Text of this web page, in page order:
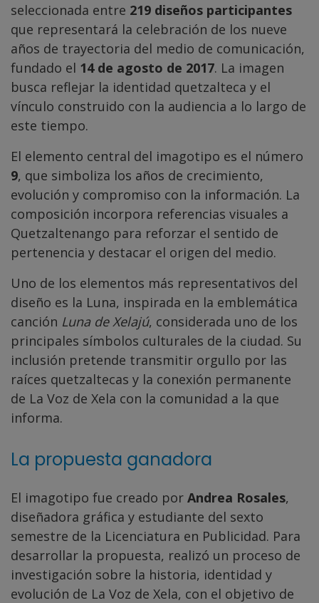
seleccionada entre 219 diseños participantes
que representará la celebración de los nueve
años de trayectoria del medio de comunicación,
fundado el 14 de agosto de 2017. La imagen
busca reflejar la identidad quetzalteca y el
vínculo construido con la audiencia a lo largo de
este tiempo.
El elemento central del imagotipo es el número
9, que simboliza los años de crecimiento,
evolución y compromiso con la información. La
composición incorpora referencias visuales a
Quetzaltenango para reforzar el sentido de
pertenencia y destacar el origen del medio.
Uno de los elementos más representativos del
diseño es la Luna, inspirada en la emblemática
canción Luna de Xelajú, considerada uno de los
principales símbolos culturales de la ciudad. Su
inclusión pretende transmitir orgullo por las
raíces quetzaltecas y la conexión permanente
de La Voz de Xela con la comunidad a la que
informa.
La propuesta ganadora
El imagotipo fue creado por Andrea Rosales,
diseñadora gráfica y estudiante del sexto
semestre de la Licenciatura en Publicidad. Para
desarrollar la propuesta, realizó un proceso de
investigación sobre la historia, identidad y
evolución de La Voz de Xela, con el objetivo de